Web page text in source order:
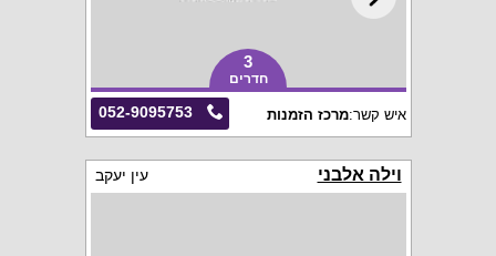
3
חדרים
052-9095753 איש קשר:מרכז הזמנות
וילה אלבני עין יעקב